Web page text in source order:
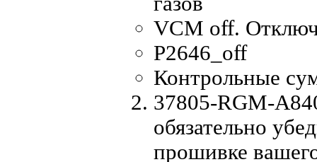
VCM off.
P2646_off
Контрольные
37805-RGM-
обязательно
прошивке